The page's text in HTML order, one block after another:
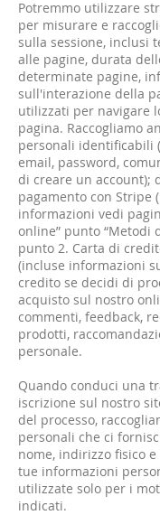
Potremmo utilizzare
per misurare e
sulla sessione, inclusi
alle pagine, durata
determinate pagine,
sull'interazione della
utilizzati per navigare
pagina. Raccogliamo
personali identificabili
email, password,
di creare un account);
pagamento con Stripe
informazioni vedi
online” punto “Metodi
punto 2. Carta di
(incluse informazioni
credito se decidi di
acquisto sul nostro
commenti, feedback,
prodotti,
personale.
Quando conduci una
iscrizione sul nostro
del processo,
personali che ci
nome, indirizzo fisico
tue informazioni
utilizzate solo per i
indicati.